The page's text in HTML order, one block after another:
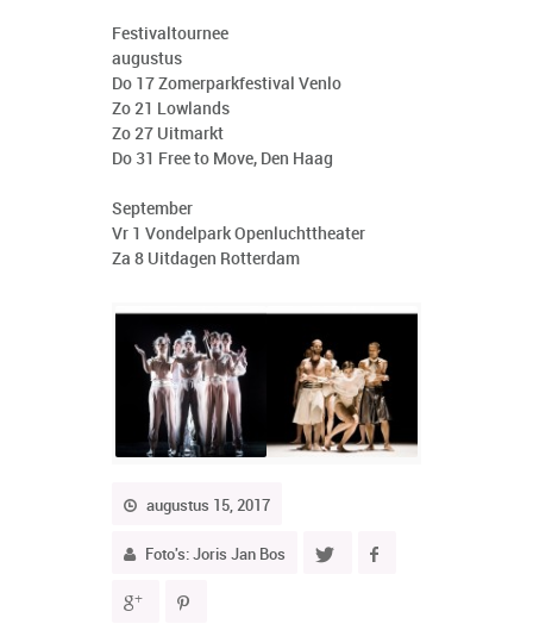
Festivaltournee
augustus
Do 17 Zomerparkfestival Venlo
Zo 21 Lowlands
Zo 27 Uitmarkt
Do 31 Free to Move, Den Haag
September
Vr 1 Vondelpark Openluchttheater
Za 8 Uitdagen Rotterdam
augustus 15, 2017
Foto's: Joris Jan Bos